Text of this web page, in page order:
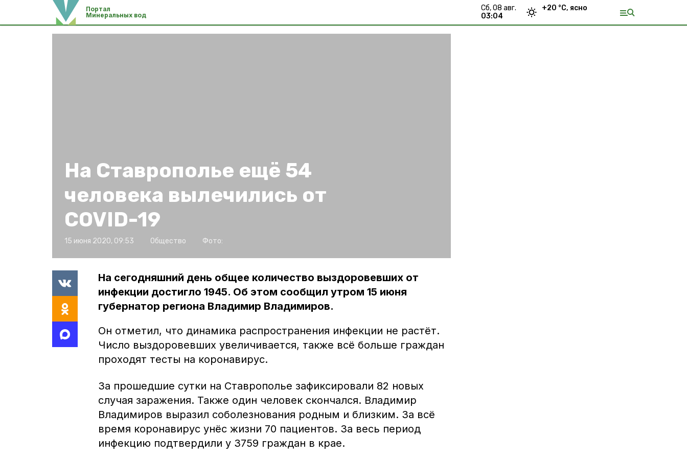
Портал
Минеральных вод
сб, 08 авг.
03:04
+20 °С, ясно
На Ставрополье ещё 54
человека вылечились от
COVID-19
15 июня 2020, 09:53 Общество Фото:
На сегодняшний день общее количество выздоровевших от
инфекции достигло 1945. Об этом сообщил утром 15 июня
губернатор региона Владимир Владимиров.
Он отметил, что динамика распространения инфекции не растёт.
Число выздоровевших увеличивается, также всё больше граждан
проходят тесты на коронавирус.
За прошедшие сутки на Ставрополье зафиксировали 82 новых
случая заражения. Также один человек скончался. Владимир
Владимиров выразил соболезнования родным и близким. За всё
время коронавирус унёс жизни 70 пациентов. За весь период
инфекцию подтвердили у 3759 граждан в крае.